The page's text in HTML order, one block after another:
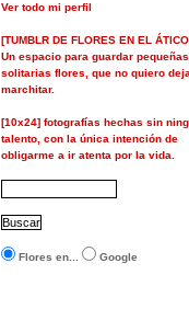
Ver todo mi perfil
[TUMBLR DE FLORES EN EL
Un espacio para guardar
solitarias flores, que no quiero
marchitar.
[10x24] fotografías hechas sin
talento, con la única intención de
obligarme a ir atenta por la vida.
Flores en... Google